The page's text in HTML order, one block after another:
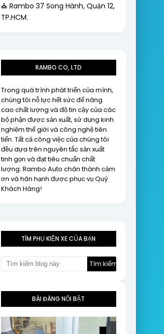
⛪ Rambo 37 Song Hành, Quận 12,
TP.HCM.
RAMBO CO, LTD
Trong quá trình phát triển của mình,
chúng tôi nỗ lực hết sức để nâng
cao chất lượng và độ tin cậy của các
bộ phận được sản xuất, sử dụng kinh
nghiệm thế giới và công nghệ tiên
tiến. Tất cả công việc của chúng tôi
đều dựa trên nguyên tắc sản xuất
tinh gọn và đạt tiêu chuẩn chất
lượng. Rambo Auto chân thành cảm
ơn và hân hạnh được phục vụ Quý
Khách Hàng!
TÌM PHỤ KIỆN XE CỦA BẠN
BÀI ĐĂNG NỔI BẬT